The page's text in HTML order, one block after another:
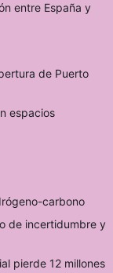
entre España y
de Puerto
espacios
carbono
de incertidumbre y
pierde 12 millones